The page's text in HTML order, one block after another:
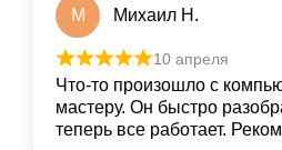
М Михаил Н.
10 апреля
Что-то произошло с
мастеру. Он быстро
теперь все работает.